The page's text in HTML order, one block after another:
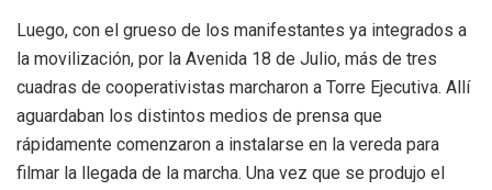
Luego, con el grueso de los manifestantes ya integrados a
la movilización, por la Avenida 18 de Julio, más de tres
cuadras de cooperativistas marcharon a Torre Ejecutiva. Allí
aguardaban los distintos medios de prensa que
rápidamente comenzaron a instalarse en la vereda para
filmar la llegada de la marcha. Una vez que se produjo el